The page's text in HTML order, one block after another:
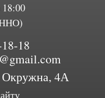
18:00
18
Окружна, 4А